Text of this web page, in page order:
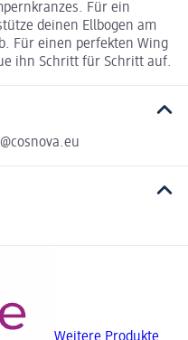
Für ein
deinen Ellbogen am
Für einen perfekten Wing
ihn Schritt für Schritt auf.